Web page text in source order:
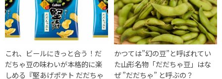
これ、ビールにきっと合う！だ
だちゃ豆の味わいが本格的に楽
しめる『堅あげポテト だだちゃ
かつては”幻の豆”と呼ばれてい
た山形名物「だだちゃ豆」はな
ぜ ”だだちゃ” と呼ぶの？